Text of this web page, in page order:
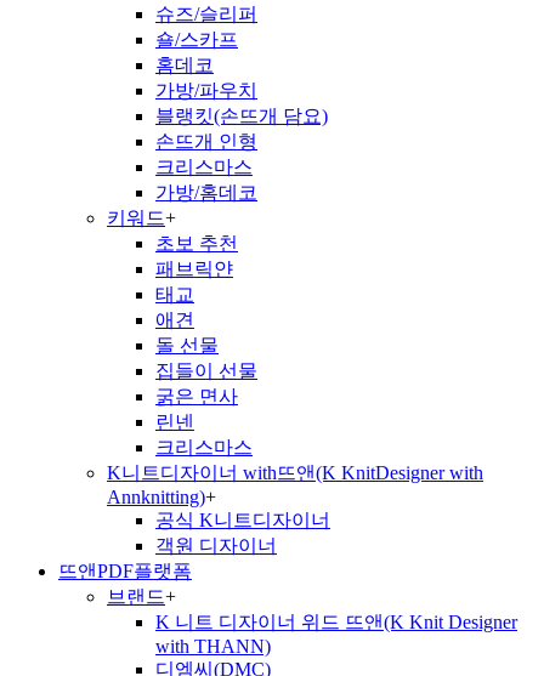
슈즈/슬리퍼
숄/스카프
홈데코
가방/파우치
블랭킷(손뜨개 담요)
손뜨개 인형
크리스마스
가방/홈데코
키워드+
초보 추천
패브릭얀
태교
애견
돌 선물
집들이 선물
굵은 면사
린넨
크리스마스
K니트디자이너 with뜨앤(K KnitDesigner with
Annknitting)+
공식 K니트디자이너
객원 디자이너
뜨앤PDF플랫폼
브랜드+
K 니트 디자이너 위드 뜨앤(K Knit Designer
with THANN)
디엠씨(DMC)